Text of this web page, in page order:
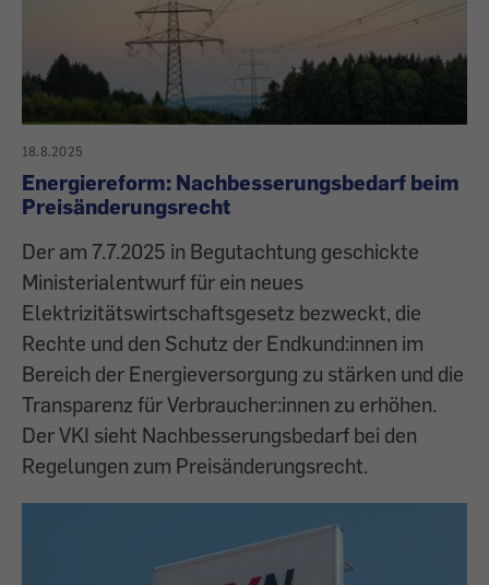
18.8.2025
Energiereform: Nachbesserungsbedarf beim
Preisänderungsrecht
Der am 7.7.2025 in Begutachtung geschickte
Ministerialentwurf für ein neues
Elektrizitätswirtschaftsgesetz bezweckt, die
Rechte und den Schutz der Endkund:innen im
Bereich der Energieversorgung zu stärken und die
Transparenz für Verbraucher:innen zu erhöhen.
Der VKI sieht Nachbesserungsbedarf bei den
Regelungen zum Preisänderungsrecht.